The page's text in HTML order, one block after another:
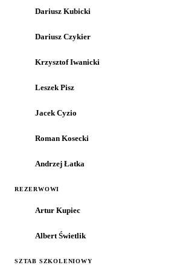
Dariusz Kubicki
Dariusz Czykier
Krzysztof Iwanicki
Leszek Pisz
Jacek Cyzio
Roman Kosecki
Andrzej Łatka
REZERWOWI
Artur Kupiec
Albert Świetlik
SZTAB SZKOLENIOWY